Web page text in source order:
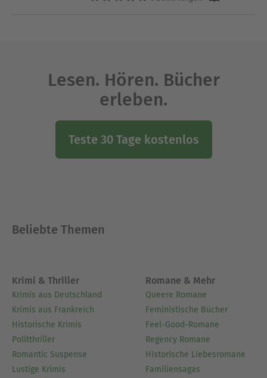
Lesen. Hören. Bücher
erleben.
Teste 30 Tage kostenlos
Beliebte Themen
Krimi & Thriller
Krimis aus Deutschland
Krimis aus Frankreich
Historische Krimis
Politthriller
Romantic Suspense
Lustige Krimis
Romane & Mehr
Queere Romane
Feministische Bücher
Feel-Good-Romane
Regency Romane
Historische Liebesromane
Familiensagas